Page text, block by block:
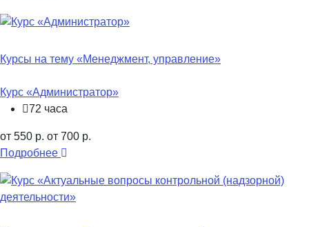
Курсы на тему «Менеджмент, управление»
Курс «Администратор»
72 часа
от 550 р. от 700 р.
Подробнее